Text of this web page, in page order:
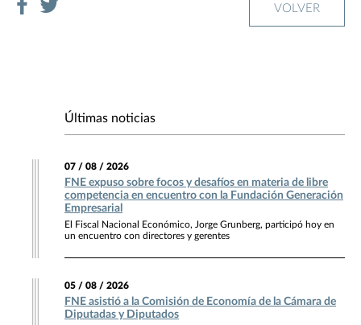
VOLVER
Últimas noticias
07 / 08 / 2026
FNE expuso sobre focos y desafíos en materia de libre
competencia en encuentro con la Fundación Generación
Empresarial
El Fiscal Nacional Económico, Jorge Grunberg, participó hoy en
un encuentro con directores y gerentes
05 / 08 / 2026
FNE asistió a la Comisión de Economía de la Cámara de
Diputadas y Diputados